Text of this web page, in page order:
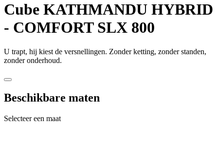
Cube KATHMANDU HYBRID
- COMFORT SLX 800
U trapt, hij kiest de versnellingen. Zonder ketting, zonder standen,
zonder onderhoud.
Beschikbare maten
Selecteer een maat